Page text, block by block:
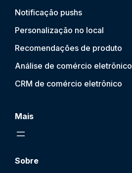
Notificação pushs
Personalização no local
Recomendações de produto
Análise de comércio eletrônico
CRM de comércio eletrônico
Mais
Sobre